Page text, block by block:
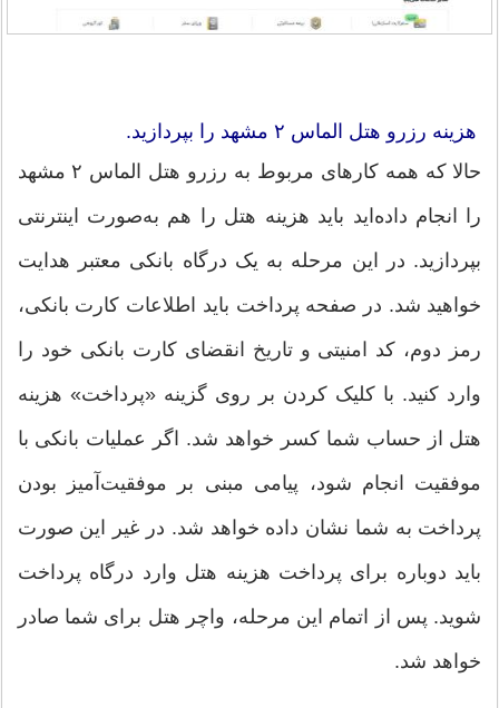
هزینه رزرو هتل الماس ۲ مشهد را بپردازید.
حالا که همه کارهای مربوط به رزرو هتل الماس ۲ مشهد
را انجام داده‌اید باید هزینه هتل را هم به‌صورت اینترنتی
بپردازید. در این مرحله به یک درگاه بانکی معتبر هدایت
خواهید شد. در صفحه پرداخت باید اطلاعات کارت بانکی،
رمز دوم، کد امنیتی و تاریخ انقضای کارت بانکی خود را
وارد کنید. با کلیک کردن بر روی گزینه «پرداخت» هزینه
هتل از حساب شما کسر خواهد شد. اگر عملیات بانکی با
موفقیت انجام شود، پیامی مبنی بر موفقیت‌آمیز بودن
پرداخت به شما نشان داده خواهد شد. در غیر این صورت
باید دوباره برای پرداخت هزینه هتل وارد درگاه پرداخت
شوید. پس از اتمام این مرحله، واچر هتل برای شما صادر
خواهد شد.